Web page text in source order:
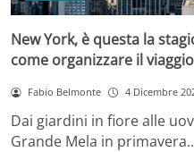
New York, è questa la
come organizzare il
Fabio Belmonte 4 Dicembre
Dai giardini in fiore alle
Grande Mela in